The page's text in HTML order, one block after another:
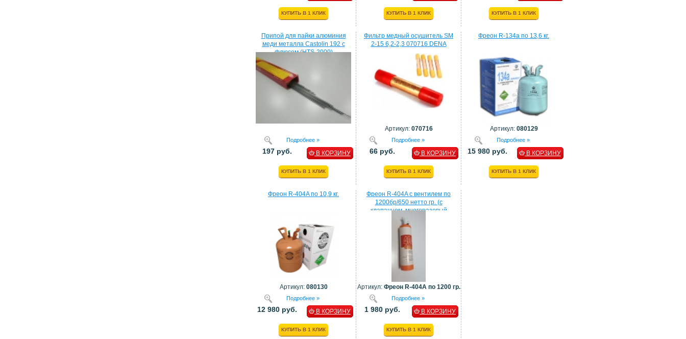
КУПИТЬ В 1 КЛИК КУПИТЬ В 1 КЛИК КУПИТЬ В 1 КЛИК
Припой для пайки алюминия
меди металла Castolin 192 с
флюсом (HTS-2000)
Подробнее »
197 руб. В КОРЗИНУ
КУПИТЬ В 1 КЛИК
Фильтр медный осушитель SM
2-15 6,2-2,3 070716 DENA
Артикул: 070716
Подробнее »
66 руб. В КОРЗИНУ
КУПИТЬ В 1 КЛИК
Фреон R-134a по 13,6 кг.
Артикул: 080129
Подробнее »
15 980 руб. В КОРЗИНУ
КУПИТЬ В 1 КЛИК
Фреон R-404A по 10,9 кг.
Артикул: 080130
Подробнее »
12 980 руб. В КОРЗИНУ
КУПИТЬ В 1 КЛИК
Фреон R-404A с вентилем по
1200бр/650 нетто гр. (с
клапанном, многоразовый
балон)
Артикул: Фреон R-404A по 1200 гр.
Подробнее »
1 980 руб. В КОРЗИНУ
КУПИТЬ В 1 КЛИК